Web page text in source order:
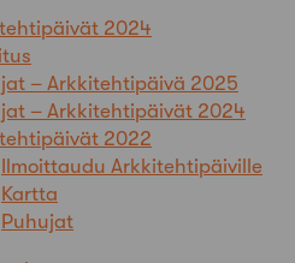
2024
– Arkkitehtipäivä 2025
– Arkkitehtipäivät 2024
2022
Ilmoittaudu Arkkitehtipäiville
Kartta
Puhujat